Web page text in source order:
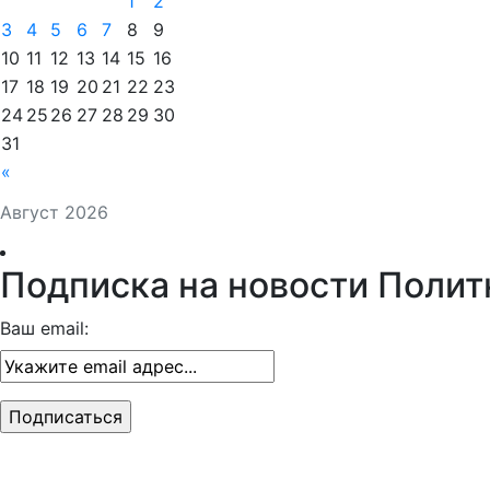
Август 2026
«
3
4 5 6 7 8
9
10 11 12 13 14 15 16
17 18 19 20 21 22 23
24 25 26 27 28 29 30
31
Подписка на новости
Ваш email: